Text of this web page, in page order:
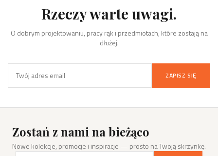
Rzeczy warte uwagi.
O dobrym projektowaniu, pracy rąk i przedmiotach, które zostają na
dłużej.
ZAPISZ SIĘ
Zostań z nami na bieżąco
Nowe kolekcje, promocje i inspiracje — prosto na Twoją skrzynkę.